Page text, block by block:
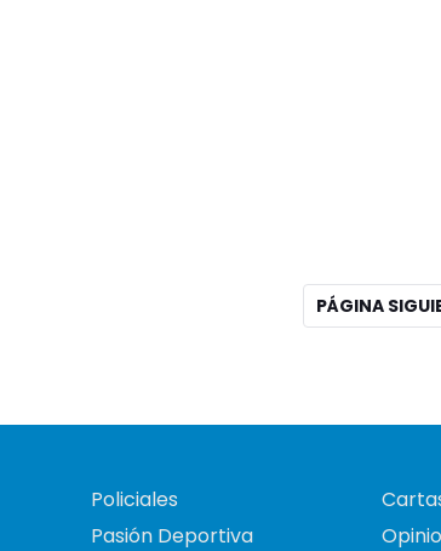
PÁGINA
Policiales
Pasión Deportiva